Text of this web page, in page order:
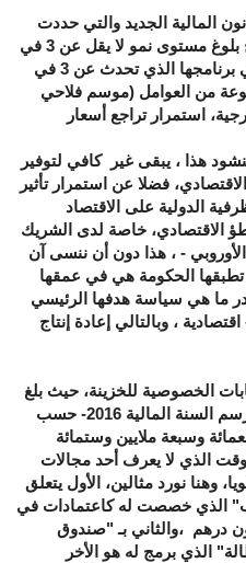
المالية الجديد والتي حددت
الحكومة لنفسها من خلالها كطموح بلوغ مستوى نمو لا يقل عن 3 في
المائة - بخلاف تعهدات الحكومة في برنامجها الذي تحدث عن 3 في
من العوامل (موسم فلاحي
استمرار تراجع أسعار
هذا ، يبقى غير كافي لتوفير
فضلا عن استمرار تأثير
الدولية على الاقتصاد
الاقتصادي، خاصة لدى الشريك
- ، هذا دون أن ننسى آن
تطبقها الحكومة هي في عمقها
ما هي سياسة هدفها الرئيسي
، وبالتالي إعادة إنتاج
من 50 من الحسابات الخصوصية للخزينة، حيث بلغ
السنة المالية 2016- حسب
وسبعة ملايين وستمائة
الذي لا يعرف أحد مجالات
وهنا نورد مثالين، الأول يتعلق
" الذي خصصت له كاعتمادات في
"صندوق
" الذي برمج له هو الأخر